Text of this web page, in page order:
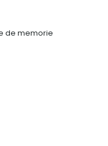
de memorie